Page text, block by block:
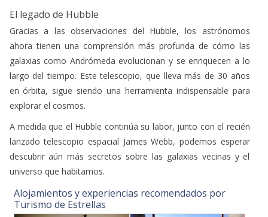
El legado de Hubble
Gracias a las observaciones del Hubble, los astrónomos
ahora tienen una comprensión más profunda de cómo las
galaxias como Andrómeda evolucionan y se enriquecen a lo
largo del tiempo. Este telescopio, que lleva más de 30 años
en órbita, sigue siendo una herramienta indispensable para
explorar el cosmos.
A medida que el Hubble continúa su labor, junto con el recién
lanzado telescopio espacial James Webb, podemos esperar
descubrir aún más secretos sobre las galaxias vecinas y el
universo que habitamos.
Alojamientos y experiencias recomendados por
Turismo de Estrellas